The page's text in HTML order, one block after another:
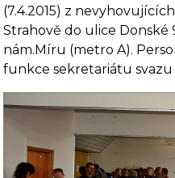
(7.4.2015) z
Strahově do ulice Donské
nám.Míru (metro A).
funkce sekretariátu svazu